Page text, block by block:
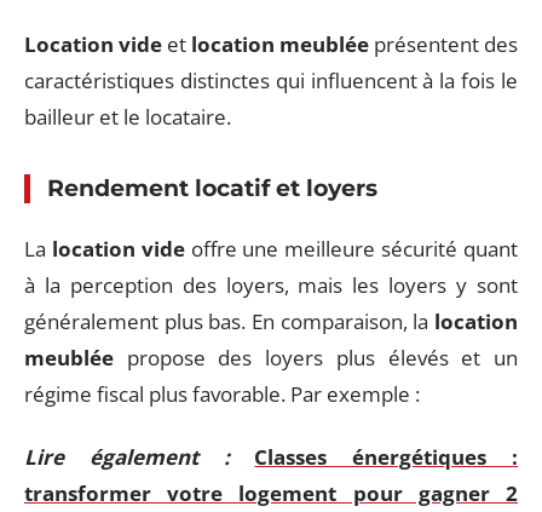
Location vide et location meublée présentent des
caractéristiques distinctes qui influencent à la fois le
bailleur et le locataire.
Rendement locatif et loyers
La location videoffre une meilleure sécurité quant
à la perception des loyers, mais les loyers y sont
généralement plus bas. En comparaison, la location
meublée propose des loyers plus élevés et un
régime fiscal plus favorable. Par exemple :
Lire également :
Classes énergétiques :
transformer votre logement pour gagner 2